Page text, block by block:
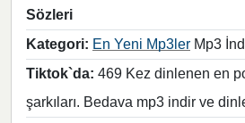
Sözleri
Kategori: En Yeni Mp3ler Mp3
Tiktok`da: 469 Kez dinlenen en
şarkıları. Bedava mp3 indir ve